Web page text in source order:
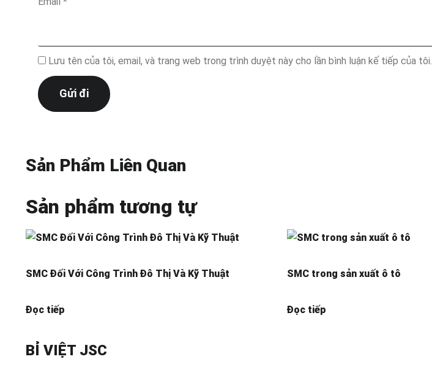
Lưu tên của tôi, email, và trang web trong trình duyệt này cho lần bình luận kế tiếp của tôi.
Sản Phẩm Liên Quan
Sản phẩm tương tự
SMC Đối Với Công Trình Đô Thị Và Kỹ Thuật
Đọc tiếp
SMC trong sản xuất ô tô
Đọc tiếp
BỈ VIỆT JSC